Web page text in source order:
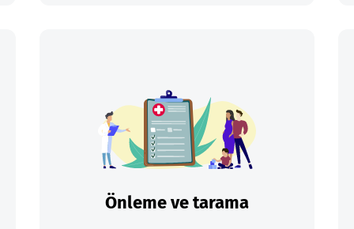
Önleme ve tarama